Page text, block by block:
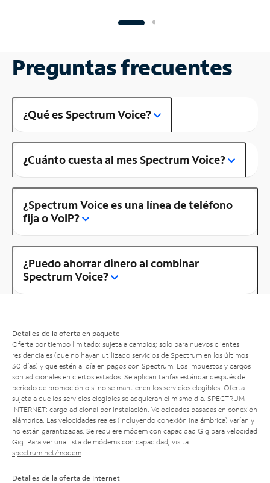
Preguntas frecuentes
¿Qué es Spectrum Voice?
¿Cuánto cuesta al mes Spectrum Voice?
¿Spectrum Voice es una línea de teléfono
fija o VoIP?
¿Puedo ahorrar dinero al combinar
Spectrum Voice?
Detalles de la oferta en paquete
Oferta por tiempo limitado; sujeta a cambios; solo para nuevos clientes
residenciales (que no hayan utilizado servicios de Spectrum en los últimos
30 días) y que estén al día en pagos con Spectrum. Los impuestos y cargos
son adicionales en ciertos estados. Se aplican tarifas estándar después del
período de promoción o si no se mantienen los servicios elegibles. Oferta
sujeta a que los servicios elegibles se adquieran el mismo día. SPECTRUM
INTERNET: cargo adicional por instalación. Velocidades basadas en conexión
alámbrica. Las velocidades reales (incluyendo conexión inalámbrica) varían y
no están garantizadas. Se requiere módem con capacidad Gig para velocidad
Gig. Para ver una lista de módems con capacidad, visita
spectrum.net/modem
Detalles de la oferta de Internet